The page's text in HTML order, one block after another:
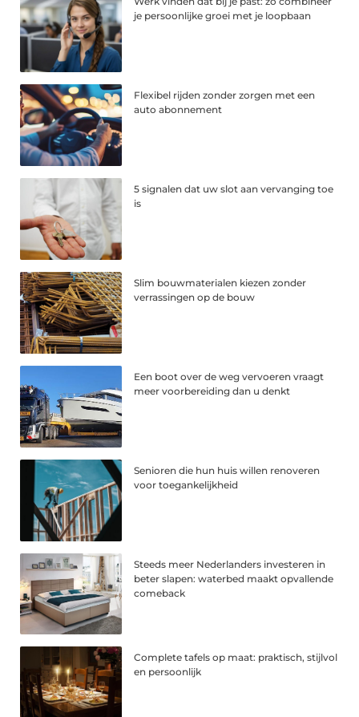
je persoonlijke groei met je loopbaan
Flexibel rijden zonder zorgen met een
auto abonnement
5 signalen dat uw slot aan vervanging toe
is
Slim bouwmaterialen kiezen zonder
verrassingen op de bouw
Een boot over de weg vervoeren vraagt
meer voorbereiding dan u denkt
Senioren die hun huis willen renoveren
voor toegankelijkheid
Steeds meer Nederlanders investeren in
beter slapen: waterbed maakt opvallende
comeback
Complete tafels op maat: praktisch, stijlvol
en persoonlijk